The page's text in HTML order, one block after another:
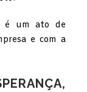
é um ato de
e com a